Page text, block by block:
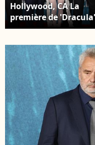
Hollywood, CA La
première de
eu lieu au TCL
Californie le
03/02/2026. Sur la
photo : Raphael
Ewns Abid, Luc
Zoe Bleu, Caleb
Jones, Danny
Cristoph Waltz
Backgrid USA /
Bestimage